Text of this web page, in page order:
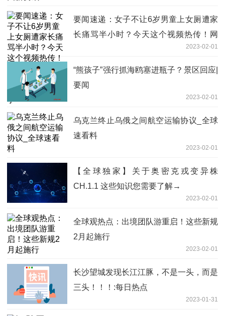
要闻速递：女子不让6岁男童上女厕遭家
长痛骂半小时？今天这个视频热传！网
友：6岁可以去男厕所了，妈妈在外面等
就是了
2023-02-01
“熊孩子”强行抓海鸥塞进瓶子？景区回应|
要闻
2023-02-01
乌克兰终止乌俄之间航空运输协议_全球
速看料
2023-02-01
【全球独家】关于奥密克戎变异株
CH.1.1 这些知识您需要了解→
2023-02-01
全球观热点：出境团队游重启！这些新规
2月起施行
2023-02-01
长沙望城发现长江江豚，不是一头，而是
三头！！！:每日热点
2023-01-31